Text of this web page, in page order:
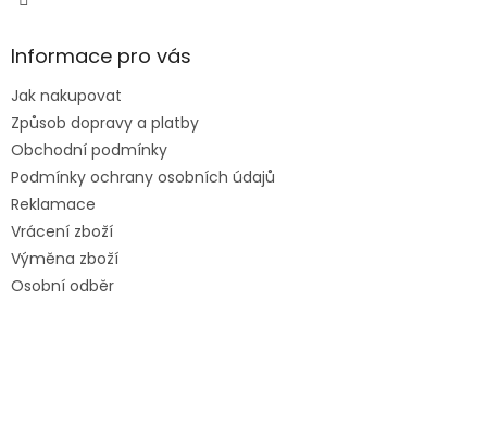
Informace pro vás
Jak nakupovat
Způsob dopravy a platby
Obchodní podmínky
Podmínky ochrany osobních údajů
Reklamace
Vrácení zboží
Výměna zboží
Osobní odběr